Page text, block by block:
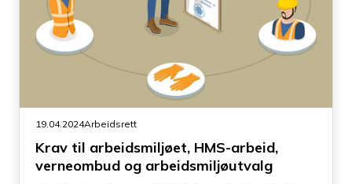
19.04.2024Arbeidsrett
Krav til arbeidsmiljøet, HMS-arbeid,
verneombud og arbeidsmiljøutvalg